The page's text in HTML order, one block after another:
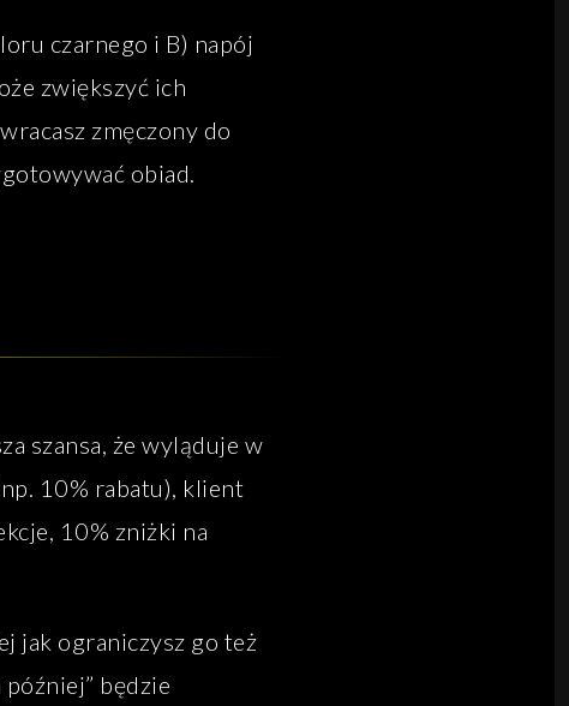
czarnego i B) napój
zwiększyć ich
zmęczony do
obiad.
szansa, że wyląduje w
10% rabatu), klient
10% zniżki na
jak ograniczysz go też
będzie